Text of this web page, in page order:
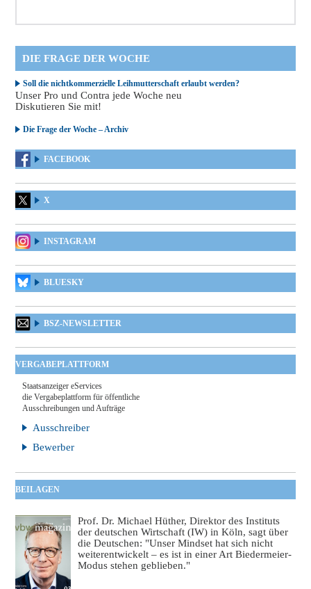
DIE FRAGE DER WOCHE
Soll die nichtkommerzielle Leihmutterschaft erlaubt werden?
Unser Pro und Contra jede Woche neu
Diskutieren Sie mit!
Die Frage der Woche – Archiv
FACEBOOK
X
INSTAGRAM
BLUESKY
BSZ-NEWSLETTER
VERGABEPLATTFORM
Staatsanzeiger eServices
die Vergabeplattform für öffentliche
Ausschreibungen und Aufträge
Ausschreiber
Bewerber
BEILAGEN
Prof. Dr. Michael Hüther, Direktor des Instituts
der deutschen Wirtschaft (IW) in Köln, sagt über
die Deutschen: "Unser Mindset hat sich nicht
weiterentwickelt – es ist in einer Art Biedermeier-
Modus stehen geblieben."